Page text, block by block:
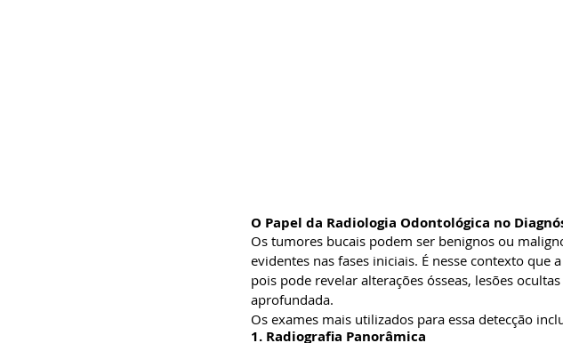
O Papel da Radiologia Odontológica no
Os tumores bucais podem ser benignos ou
evidentes nas fases iniciais. É nesse contexto
pois pode revelar alterações ósseas, lesões
aprofundada.
Os exames mais utilizados para essa detecção
1. Radiografia Panorâmica